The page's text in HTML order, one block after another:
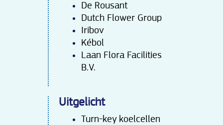
De Rousant
Dutch Flower Group
Iribov
Kébol
Laan Flora Facilities
B.V.
Uitgelicht
Turn-key koelcellen